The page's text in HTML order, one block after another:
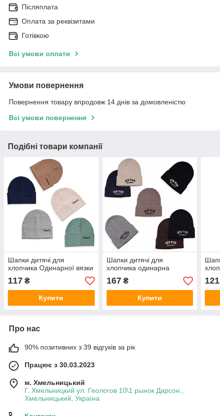
Післяплата
Оплата за реквізитами
Готівкою
Всі умови оплати
Умови повернення
Повернення товару впродовж 14 днів за домовленістю
Всі умови повернення
Подібні товари компанії
Шапки дитячі для
хлопчика Одинарної вязки
117 ₴
Купити
Шапки дитячі для
хлопчика одинарна
167₴
Купити
121
Про нас
90% позитивних з 39 відгуків за рік
Працює з 30.03.2023
м. Хмельницький
Г. Хмельницкий ул. Геологов 10\1 рынок Дарсон.,
Хмельницький, Україна